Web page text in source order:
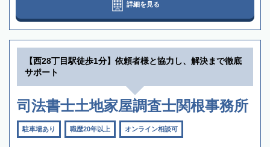
詳細を見る
【西28丁目駅徒歩1分】依頼者様と協力し、解決まで徹底
サポート
司法書士土地家屋調査士関根事務所
駐車場あり 職歴20年以上 オンライン相談可